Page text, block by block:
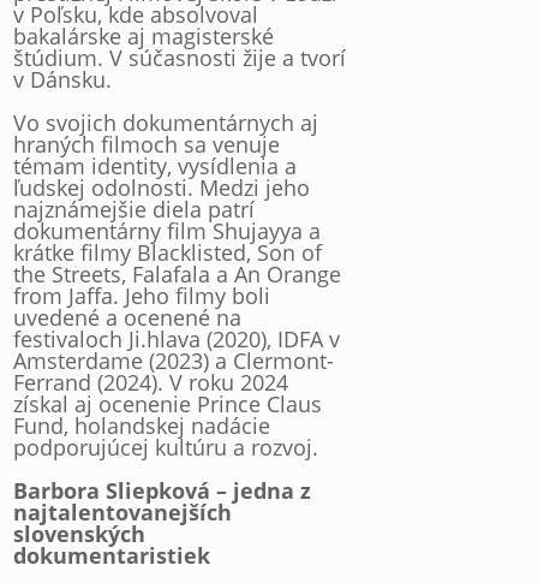
v Poľsku, kde absolvoval
bakalárske aj magisterské
štúdium. V súčasnosti žije a tvorí
v Dánsku.
Vo svojich dokumentárnych aj
hraných filmoch sa venuje
témam identity, vysídlenia a
ľudskej odolnosti. Medzi jeho
najznámejšie diela patrí
dokumentárny film Shujayya a
krátke filmy Blacklisted, Son of
the Streets, Falafala a An Orange
from Jaffa. Jeho filmy boli
uvedené a ocenené na
festivaloch Ji.hlava (2020), IDFA v
Amsterdame (2023) a Clermont-
Ferrand (2024). V roku 2024
získal aj ocenenie Prince Claus
Fund, holandskej nadácie
podporujúcej kultúru a rozvoj.
Barbora Sliepková – jedna z
najtalentovanejších
slovenských
dokumentaristiek